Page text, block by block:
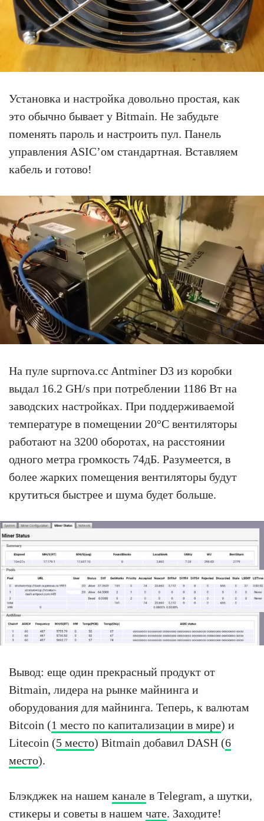
Установка и настройка довольно простая, как
это обычно бывает у Bitmain. Не забудьте
поменять пароль и настроить пул. Панель
управления ASIC’ом стандартная. Вставляем
кабель и готово!
На пуле suprnova.cc Antminer D3 из коробки
выдал 16.2 GH/s при потреблении 1186 Вт на
заводских настройках. При поддерживаемой
температуре в помещении 20°C вентиляторы
работают на 3200 оборотах, на расстоянии
одного метра громкость 74дБ. Разумеется, в
более жарких помещения вентиляторы будут
крутиться быстрее и шума будет больше.
Вывод: еще один прекрасный продукт от
Bitmain, лидера на рынке майнинга и
оборудования для майнинга. Теперь, к валютам
Bitcoin (1 место по капитализации в мире) и
Litecoin (5 место) Bitmain добавил DASH (6
место).
Блэкджек на нашем канале в Telegram, а шутки,
стикеры и советы в нашем чате. Заходите!